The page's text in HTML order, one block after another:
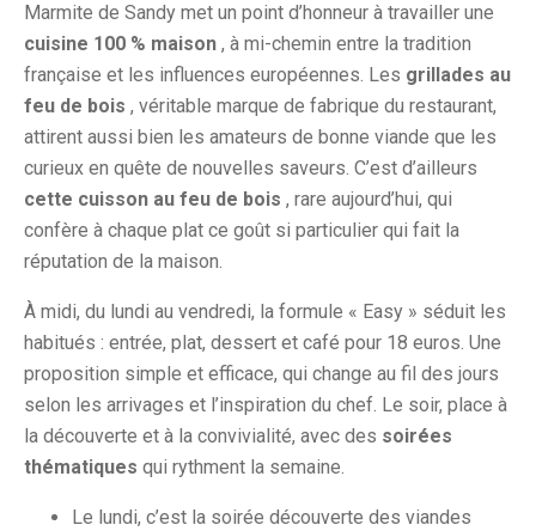
Marmite de Sandy met un point d’honneur à travailler une
cuisine 100 % maison , à mi-chemin entre la tradition
française et les influences européennes. Les grillades au
feu de bois , véritable marque de fabrique du restaurant,
attirent aussi bien les amateurs de bonne viande que les
curieux en quête de nouvelles saveurs. C’est d’ailleurs
cette cuisson au feu de bois , rare aujourd’hui, qui
confère à chaque plat ce goût si particulier qui fait la
réputation de la maison.
À midi, du lundi au vendredi, la formule « Easy » séduit les
habitués : entrée, plat, dessert et café pour 18 euros. Une
proposition simple et efficace, qui change au fil des jours
selon les arrivages et l’inspiration du chef. Le soir, place à
la découverte et à la convivialité, avec des soirées
thématiques qui rythment la semaine.
Le lundi, c’est la soirée découverte des viandes